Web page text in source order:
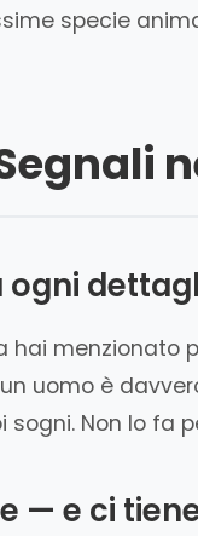
specie
ogni
hai menzionato
uomo è
sogni. Non lo fa
— e ci